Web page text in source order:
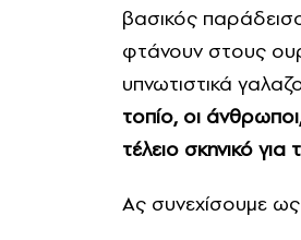
βασικός
φτάνουν στους
υπνωτιστικά
τοπίο, οι
τέλειο σκηνικό για
Ας συνεχίσουμε